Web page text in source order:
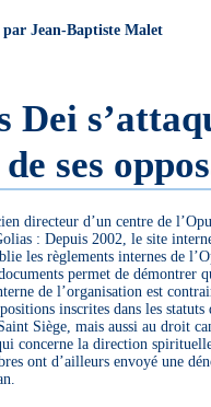
Jean-Baptiste Malet
Dei
ses
directeur d’un centre de
: Depuis 2002, le site
les règlements internes de
permet de démontrer
de l’organisation est
inscrites dans les
Siège, mais aussi au droit
concerne la direction
ont d’ailleurs envoyé une